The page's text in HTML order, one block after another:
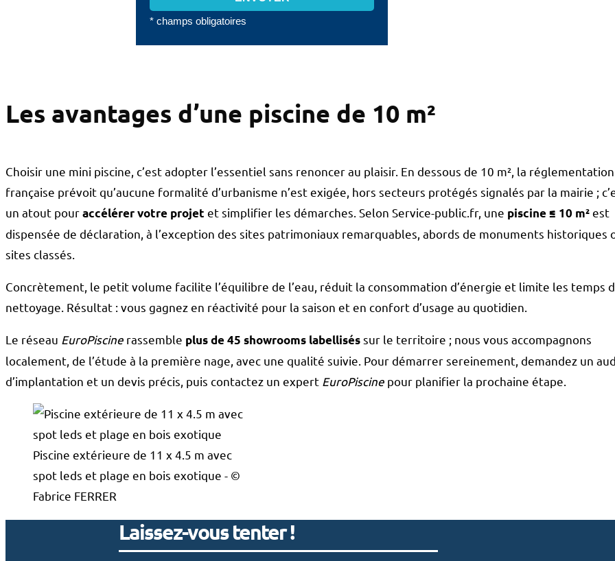
* champs obligatoires
Les avantages d’une piscine de 10 m²
Choisir une mini piscine, c’est adopter l’essentiel sans renoncer au plaisir. En dessous de 10 m², la réglementation
française prévoit qu’aucune formalité d’urbanisme n’est exigée, hors secteurs protégés signalés par la mairie ;
un atout pouraccélérer votre projet et simplifier les démarches. Selon Service-public.fr, une piscine ≤ 10 m²est
dispensée de déclaration, à l’exception des sites patrimoniaux remarquables, abords de monuments historiques
sites classés.
Concrètement, le petit volume facilite l’équilibre de l’eau, réduit la consommation d’énergie et limite les temps
nettoyage. Résultat : vous gagnez en réactivité pour la saison et en confort d’usage au quotidien.
Le réseau EuroPiscine rassemble plus de 45 showrooms labelliséssur le territoire ; nous vous accompagnons
localement, de l’étude à la première nage, avec une qualité suivie. Pour démarrer sereinement, demandez un
d’implantation et un devis précis, puis contactez un expert EuroPiscine pour planifier la prochaine étape.
Piscine extérieure de 11 x 4.5 m avec
spot leds et plage en bois exotique - ©
Fabrice FERRER
Laissez-vous tenter !